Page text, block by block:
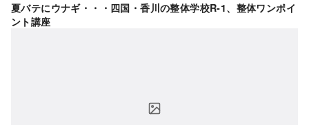
夏バテにウナギ・・・四国・香川の整体学校R-1、整体ワンポイ
ント講座